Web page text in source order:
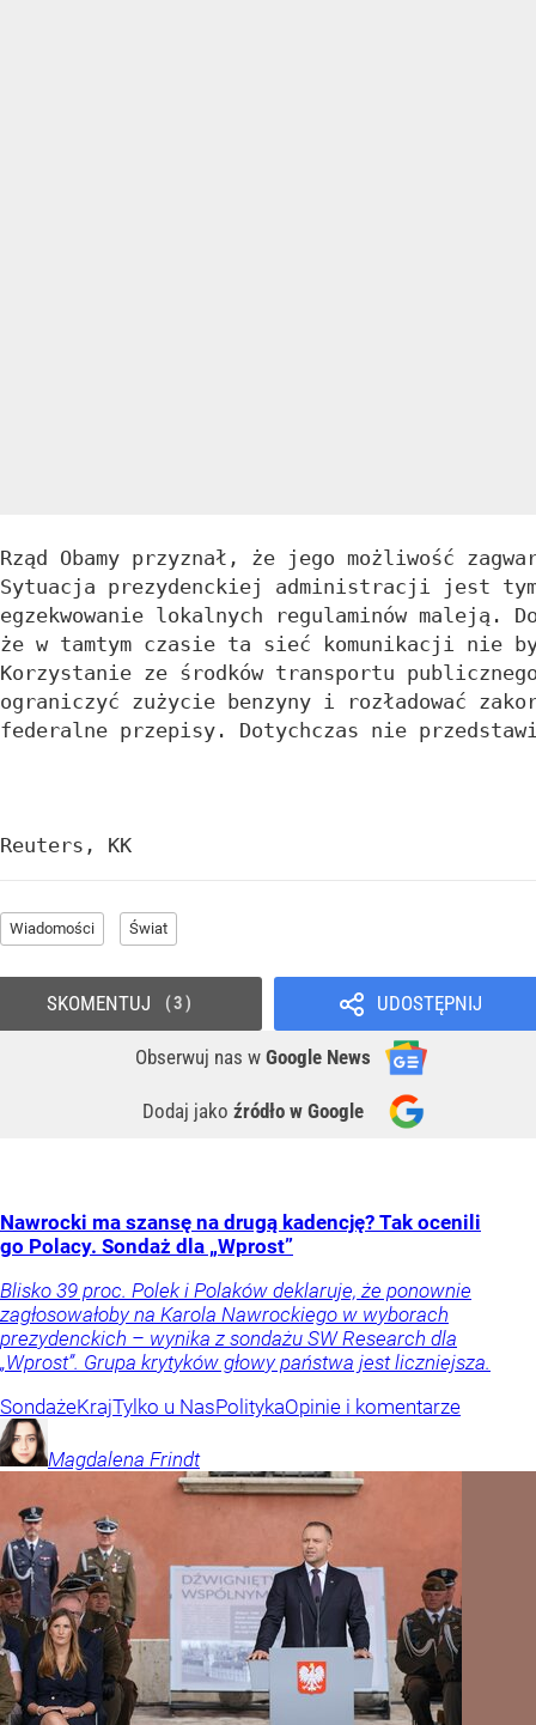
Rząd Obamy przyznał, że jego możliwość
Sytuacja prezydenckiej administracji jest tym
egzekwowanie lokalnych regulaminów maleją.
że w tamtym czasie ta sieć komunikacji nie
Korzystanie ze środków transportu
ograniczyć zużycie benzyny i rozładować
federalne przepisy. Dotychczas nie
Reuters, KK
Wiadomości Świat
UDOSTĘPNIJ
Obserwuj nas w Google News
Dodaj jako źródło w Google
SKOMENTUJ 3
Nawrocki ma szansę na drugą kadencję? Tak ocenili
go Polacy. Sondaż dla „Wprost”
Blisko 39 proc. Polek i Polaków deklaruje, że ponownie
zagłosowałoby na Karola Nawrockiego w wyborach
prezydenckich – wynika z sondażu SW Research dla
„Wprost”. Grupa krytyków głowy państwa jest liczniejsza.
SondażeKrajTylko u NasPolitykaOpinie i komentarze
Magdalena Frindt